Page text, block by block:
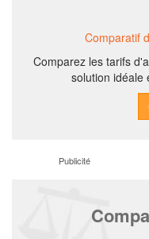
Comparatif
Comparez les tarifs
solution idéale
Publicité